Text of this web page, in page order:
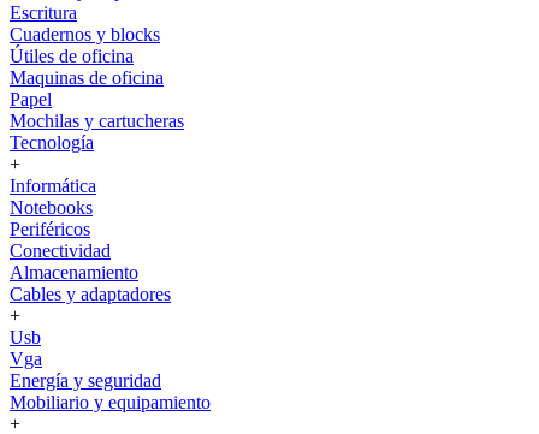
Escritura
Cuadernos y blocks
Útiles de oficina
Maquinas de oficina
Papel
Mochilas y cartucheras
Tecnología
+
Informática
Notebooks
Periféricos
Conectividad
Almacenamiento
Cables y adaptadores
+
Usb
Vga
Energía y seguridad
Mobiliario y equipamiento
+